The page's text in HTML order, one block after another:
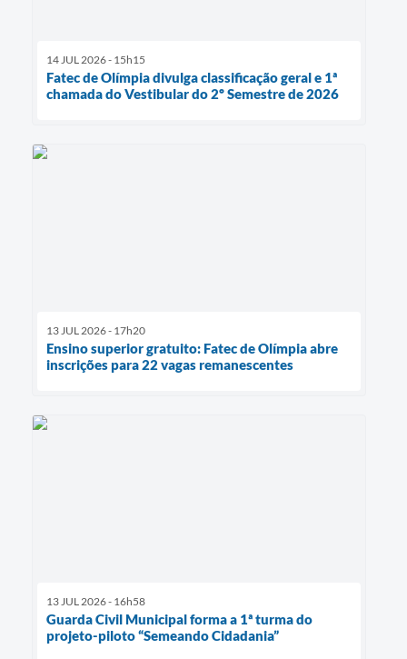
14 JUL 2026 - 15h15
Fatec de Olímpia divulga classificação geral e 1ª
chamada do Vestibular do 2º Semestre de 2026
13 JUL 2026 - 17h20
Ensino superior gratuito: Fatec de Olímpia abre
inscrições para 22 vagas remanescentes
13 JUL 2026 - 16h58
Guarda Civil Municipal forma a 1ª turma do
projeto-piloto “Semeando Cidadania”